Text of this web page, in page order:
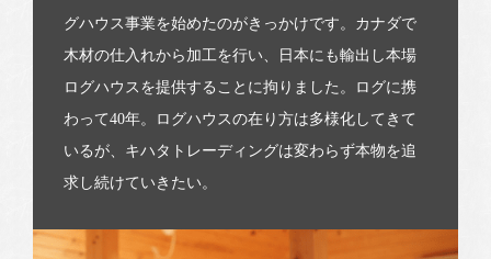
グハウス事業を始めたのがきっかけです。カナダで
木材の仕入れから加工を行い、日本にも輸出し本場
ログハウスを提供することに拘りました。ログに携
わって40年。ログハウスの在り方は多様化してきて
いるが、キハタトレーディングは変わらず本物を追
求し続けていきたい。